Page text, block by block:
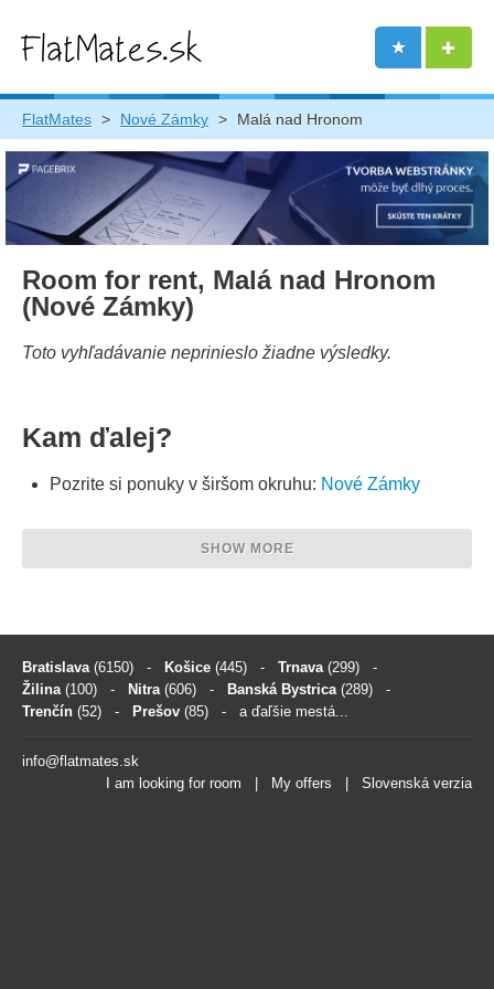
FlatMates > Nové Zámky > Malá nad Hronom
Room for rent, Malá nad Hronom
(Nové Zámky)
Toto vyhľadávanie neprinieslo žiadne výsledky.
Kam ďalej?
Pozrite si ponuky v širšom okruhu: Nové Zámky
SHOW MORE
Bratislava (6150) - Košice (445) - Trnava (299) -
Žilina (100) - Nitra (606) - Banská Bystrica (289) -
Trenčín (52) - Prešov (85) - a ďaľšie mestá...
info@flatmates.sk
I am looking for room
My offers Slovenská verzia